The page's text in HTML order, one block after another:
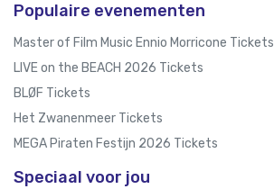
Populaire evenementen
Master of Film Music Ennio Morricone Tickets
LIVE on the BEACH 2026 Tickets
BLØF Tickets
Het Zwanenmeer Tickets
MEGA Piraten Festijn 2026 Tickets
Speciaal voor jou